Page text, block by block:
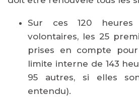
Sur ces 120 heures
volontaires, les 25
prises en compte
limite interne de 143
95 autres, si elles
entendu).